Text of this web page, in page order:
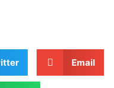
Email